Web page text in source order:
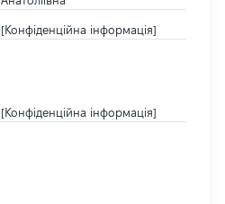
[Конфіденційна інформація]
[Конфіденційна інформація]